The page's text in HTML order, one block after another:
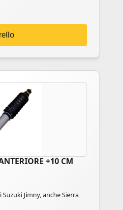
+10 CM
Jimny, anche Sierra